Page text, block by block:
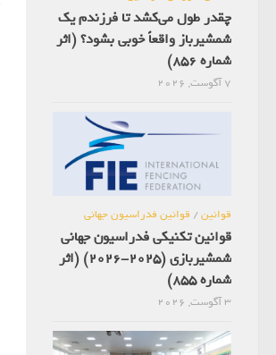
چقدر طول می‌کشد تا فرزندم یک
شمشیرباز واقعاً خوبی بشود؟ (اثر
شماره 856)
7 آگوست, 2026
قوانین/ قوانین فدراسیون جهانی
قوانین تکنیکی فدراسیون جهانی
شمشیربازی (2025-2026) (اثر
شماره 855)
3 آگوست, 2026